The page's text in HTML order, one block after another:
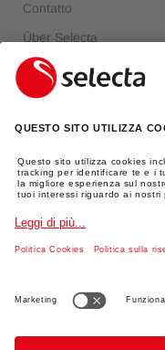
Contatto
Über Selecta
FAQ
Login
INFORMAZIONI
Impronta
Protezione dei dati
AGBs